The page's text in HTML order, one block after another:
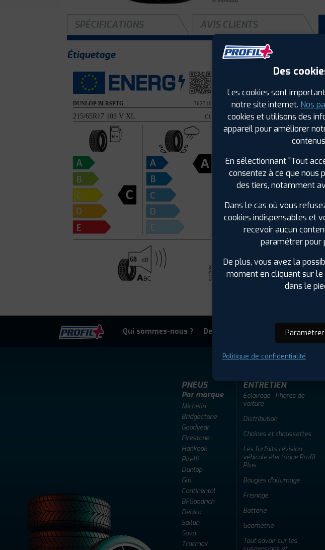
SPÉCIFICATIONS AVIS CLIENTS
Étiquetage
Été
Largeur :215
Hauteur :65
Diamètre :17
Charge :103
Bruit de roulement
Résistance au
Adhérence sur sol
Code EAN :
Qui sommes-nous ? Devenir adherent Offres
PNEUS
Par marque
Michelin
Bridgestone
Goodyear
Firestone
Hankook
Pirelli
Dunlop
Giti
Continental
BFGoodrich
Debica
Sailun
Sava
Tracmax
ENTRETIEN
Éclairage - Phares de
voiture
Distribution
Chaînes et chaussettes
Les forfaits révision
véhicule électrique Profil
Plus
Bougies d'allumage
Freinage
Batterie
Géométrie
Tout savoir sur les
Des
Les cookies sont
notre site internet. Nos
cookies et utilisons des
appareil pour améliorer
En sélectionnant "Tout
consentez à ce que nous
des tiers, notamment
Dans le cas où vous
cookies indispensables et
recevoir aucun
paramétrer pour
De plus, vous avez la
moment en cliquant sur le
dans le
Paramétrer
Politique de confidentialité